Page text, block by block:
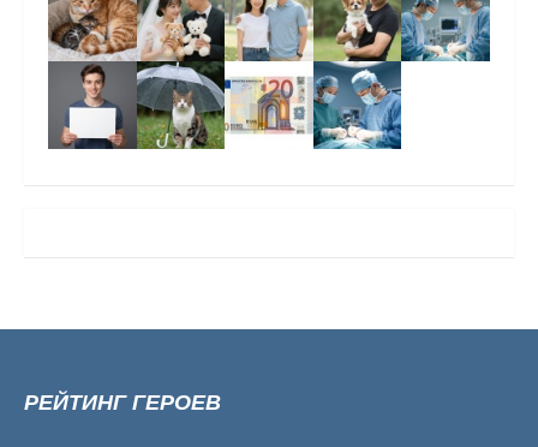
РЕЙТИНГ ГЕРОЕВ